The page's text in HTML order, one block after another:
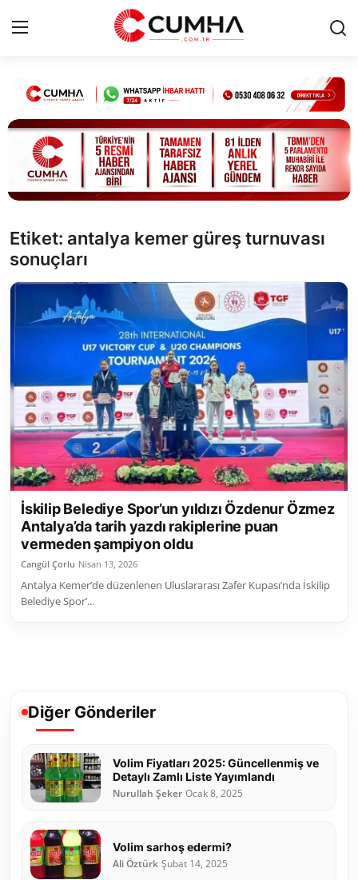
Kurumsal
Cumhurbaşkanlığı
Bakanlıklar
Siyasi Partiler
Yerel Yönetimler
Mülki İdare
Toplum ve Yaşam
Sivil Toplum Kuruluşları
Kamu Kurumları ve Üst Kurullar
Resmi Reklamlar
Etiket: antalya kemer güreş turnuvası
sonuçları
İskilip Belediye Spor’un yıldızı Özdenur Özmez
Antalya’da tarih yazdı rakiplerine puan
vermeden şampiyon oldu
Cangül Çorlu Nisan 13, 2026
Antalya Kemer’de düzenlenen Uluslararası Zafer Kupası’nda İskilip
Belediye Spor’...
Diğer Gönderiler
Volim Fiyatları 2025: Güncellenmiş ve
Detaylı Zamlı Liste Yayımlandı
Nurullah Şeker Ocak 8, 2025
Volim sarhoş edermi?
Ali Öztürk Şubat 14, 2025